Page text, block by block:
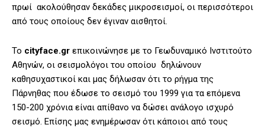
πρωί ακολούθησαν δεκάδες μικροσεισμοί, οι περισσότεροι
από τους οποίους δεν έγιναν αισθητοί.
Το cityface.gr επικοινώνησε με το Γεωδυναμικό Ινστιτούτο
Αθηνών, οι σεισμολόγοι του οποίου δηλώνουν
καθησυχαστικοί και μας δήλωσαν ότι το ρήγμα της
Πάρνηθας που έδωσε το σεισμό του 1999 για τα επόμενα
150-200 χρόνια είναι απίθανο να δώσει ανάλογο ισχυρό
σεισμό. Επίσης μας ενημέρωσαν ότι κάποιοι από τους